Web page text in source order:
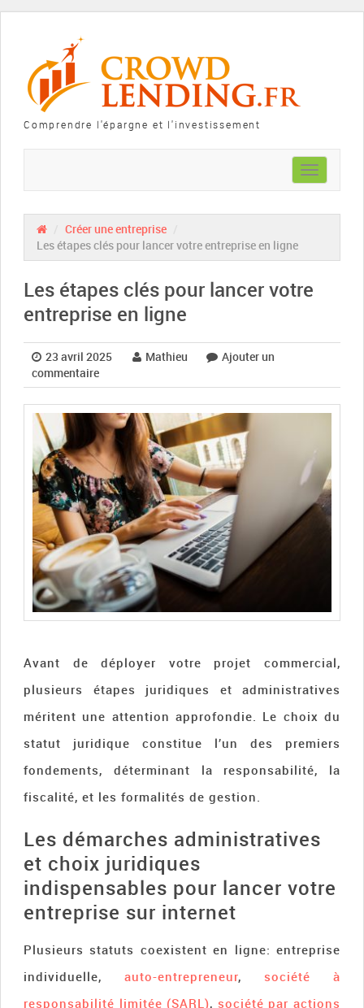
Comprendre l'épargne et l'investissement
Toggle
navigation
Créer une entreprise
Les étapes clés pour lancer votre entreprise en ligne
Les étapes clés pour lancer votre
entreprise en ligne
23 avril 2025 Mathieu
Ajouter un
commentaire
Avant de déployer votre projet commercial,
plusieurs étapes juridiques et administratives
méritent une attention approfondie. Le choix du
statut juridique constitue l’un des premiers
fondements, déterminant la responsabilité, la
fiscalité, et les formalités de gestion.
Les démarches administratives
et choix juridiques
indispensables pour lancer votre
entreprise sur internet
Plusieurs statuts coexistent en ligne: entreprise
individuelle, auto-entrepreneur, société à
responsabilité limitée (SARL), société par actions